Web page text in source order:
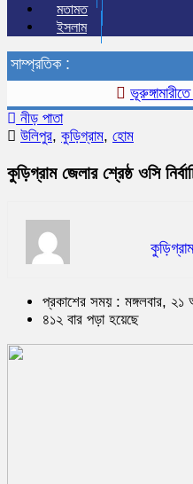
মতামত
ইসলাম
সাম্প্রতিক :
ভূরুঙ্গামারীতে
নীড় পাতা
উলিপুর, কুড়িগ্রাম, হোম
কুড়িগ্রাম জেলার শ্রেষ্ঠ ওসি
প্রকাশের সময় : মঙ্গলবার, ২১
৪১২ বার পড়া হয়েছে